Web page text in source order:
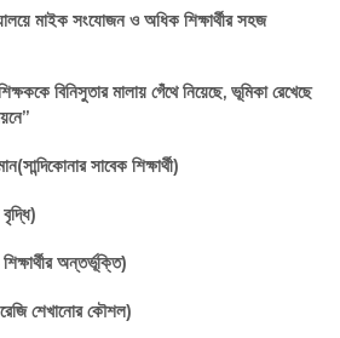
মাইক সংযোজন ও অধিক শিক্ষার্থীর সহজ
বিনিসুতার মালায় গেঁথে নিয়েছে, ভূমিকা রেখেছে
সাবেক শিক্ষার্থী)
অন্তর্ভূক্তি)
শেখানোর কৌশল)